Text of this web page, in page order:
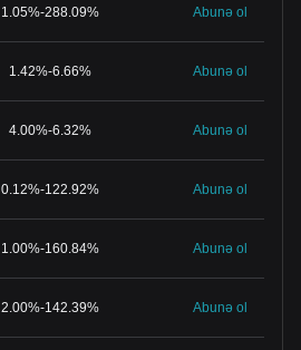
1.05%-288.09% Abunə ol
1.42%-6.66% Abunə ol
4.00%-6.32% Abunə ol
0.12%-122.92% Abunə ol
1.00%-160.84% Abunə ol
2.00%-142.39% Abunə ol